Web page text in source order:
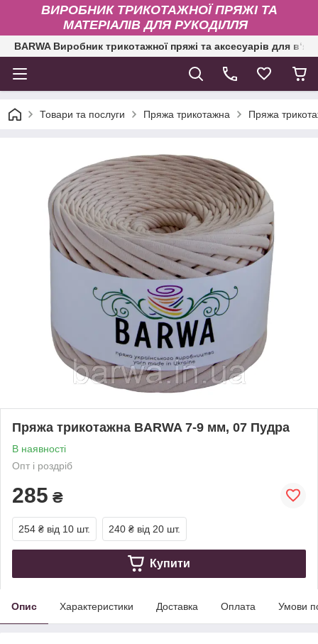
ВИРОБНИК ТРИКОТАЖНОЇ ПРЯЖІ ТА
МАТЕРІАЛІВ ДЛЯ РУКОДІЛЛЯ
BARWA Виробник трикотажної пряжі та аксесуарів для
Товари та послуги Пряжа трикотажна Пряжа
Пряжа трикотажна BARWA 7-9 мм, 07 Пудра
В наявності
Опт і роздріб
285 ₴
254 ₴ від 10 шт. 240 ₴ від 20 шт.
Купити
Опис Характеристики Доставка Оплата Умови